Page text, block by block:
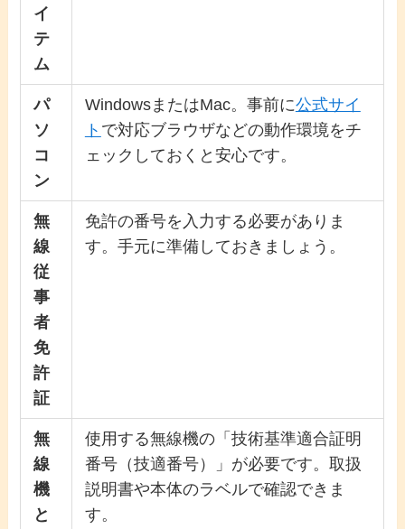
イ
テ
ム
パ
ソ
コ
ン
WindowsまたはMac。事前に公式サイ
ト で対応ブラウザなどの動作環境をチ
ェックしておくと安心です。
無
線
従
事
者
免
許
証
免許の番号を入力する必要がありま
す。手元に準備しておきましょう。
無
線
機
と
使用する無線機の「技術基準適合証明
番号（技適番号）」が必要です。取扱
説明書や本体のラベルで確認できま
す。